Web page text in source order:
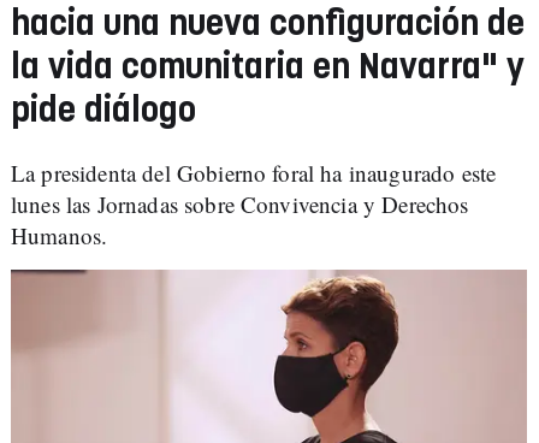
hacia una nueva configuración de
la vida comunitaria en Navarra" y
pide diálogo
La presidenta del Gobierno foral ha inaugurado este
lunes las Jornadas sobre Convivencia y Derechos
Humanos.